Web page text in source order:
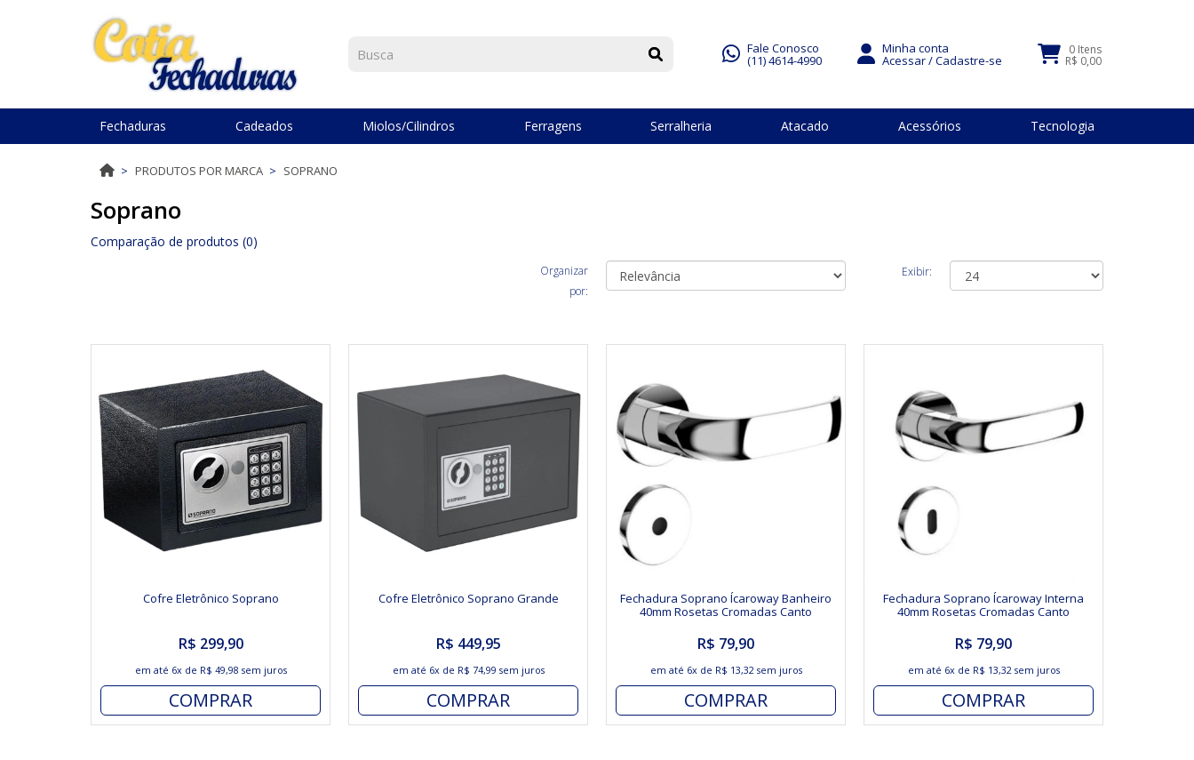
Fale Conosco
(11) 4614-4990
Minha conta
Acessar/Cadastre-se
0 Itens
R$ 0,00
Fechaduras Cadeados Miolos/Cilindros Ferragens Serralheria Atacado Acessórios Tecnologia
PRODUTOS POR MARCA SOPRANO
Soprano
Comparação de produtos (0)
Organizar
por:
Exibir:
Cofre Eletrônico Soprano
R$ 299,90
em até 6xde R$ 49,98 sem juros
COMPRAR
Cofre Eletrônico Soprano Grande
R$ 449,95
em até 6xde R$ 74,99 sem juros
COMPRAR
Fechadura Soprano Ícaroway Banheiro
40mm Rosetas Cromadas Canto
R$ 79,90
em até 6xde R$ 13,32sem juros
COMPRAR
Fechadura Soprano Ícaroway Interna
40mm Rosetas Cromadas Canto
R$ 79,90
em até 6xde R$ 13,32sem juros
COMPRAR